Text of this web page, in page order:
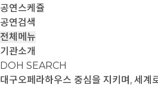
공연스케쥴
공연검색
전체메뉴
기관소개
DOH SEARCH
대구오페라하우스 중심을 지키며, 세계